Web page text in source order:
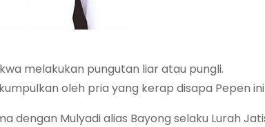
melakukan pungutan liar atau pungli.
oleh pria yang kerap disapa Pepen
dengan Mulyadi alias Bayong selaku Lurah